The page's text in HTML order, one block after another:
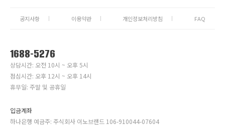
공지사항 이용약관 개인정보처리방침 FAQ
1688-5276
상담시간: 오전 10시 ~ 오후 5시
점심시간: 오후 12시 ~ 오후 14시
휴무일: 주말 및 공휴일
입금계좌
하나은행 예금주: 주식회사 이노브랜드 106-910044-07604